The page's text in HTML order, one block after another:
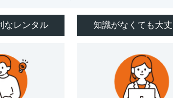
なレンタル 知識がなくても大丈